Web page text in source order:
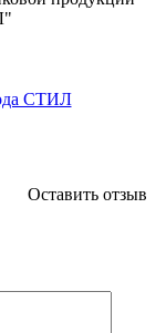
Оставить отзыв